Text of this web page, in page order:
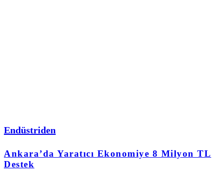
Endüstriden
Ankara’da Yaratıcı Ekonomiye 8 Milyon TL
Destek